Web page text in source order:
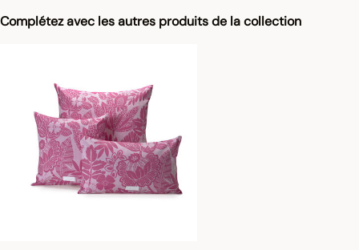
Complétez avec les autres produits de la collection
concerne les couleurs.